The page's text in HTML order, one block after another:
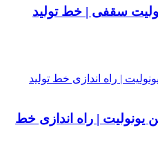
سقفی | خط تولید
یونولیت | راه اندازی خط